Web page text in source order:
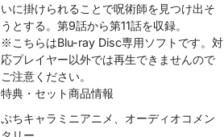
いに掛けられることで呪術師を見つけ出そ
うとする。第9話から第11話を収録。
※こちらはBlu-ray Disc専用ソフトです。対
応プレイヤー以外では再生できませんので
ご注意ください。
特典・セット商品情報
ぷちキャラミニアニメ、オーディオコメン